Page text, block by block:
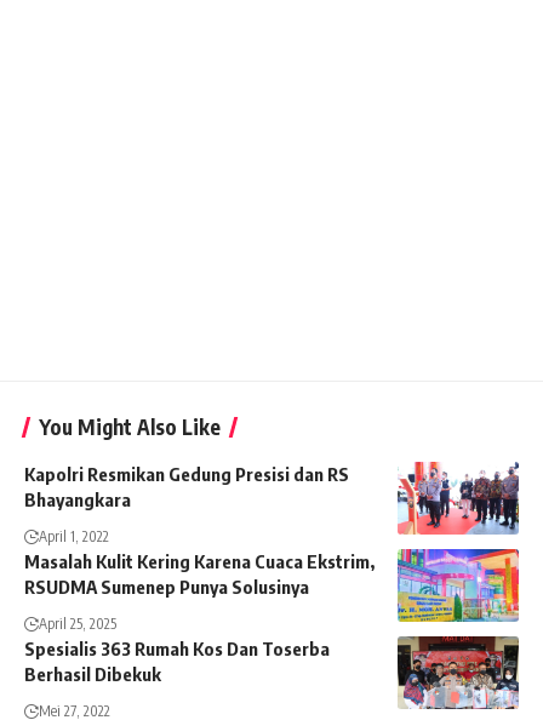
You Might Also Like
Kapolri Resmikan Gedung Presisi dan RS
Bhayangkara
April 1, 2022
Masalah Kulit Kering Karena Cuaca Ekstrim,
RSUDMA Sumenep Punya Solusinya
April 25, 2025
Spesialis 363 Rumah Kos Dan Toserba
Berhasil Dibekuk
Mei 27, 2022